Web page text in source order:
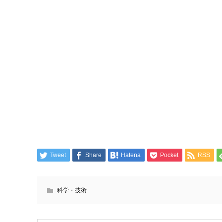
Tweet Share Hatena Pocket RSS
科学・技術